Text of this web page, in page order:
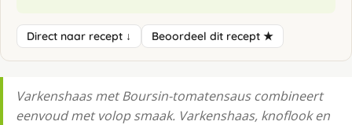
Direct naar recept ↓ Beoordeel dit recept ★
Varkenshaas met Boursin-tomatensaus combineert
eenvoud met volop smaak. Varkenshaas, knoflook en